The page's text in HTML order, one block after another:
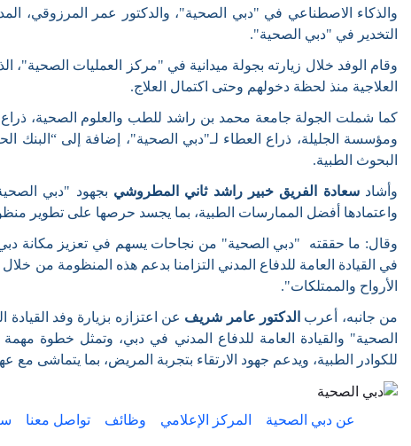
والذكاء الاصطناعي في "دبي الصحية"، والدكتور عمر المرزوقي،
التخدير في "دبي الصحية".
وقام الوفد خلال زيارته بجولة ميدانية في "مركز العمليات
العلاجية منذ لحظة دخولهم وحتى اكتمال العلاج.
كما شملت الجولة جامعة محمد بن راشد للطب والعلوم الصحية، ذراع
ومؤسسة الجليلة، ذراع العطاء لـ"دبي الصحية"، إضافة إلى “البنك
البحوث الطبية.
وأشادسعادة الفريق خبير راشد ثاني المطروشي بجهود "دبي
واعتمادها أفضل الممارسات الطبية، بما يجسد حرصها على تطوير
وقال: ما حققته "دبي الصحية" من نجاحات يسهم في تعزيز مكانة دبي
في القيادة العامة للدفاع المدني التزامنا بدعم هذه المنظومة من
الأرواح والممتلكات".
من جانبه، أعرب الدكتور عامر شريف عن اعتزازه بزيارة وفد القيادة
الصحية" والقيادة العامة للدفاع المدني في دبي، وتمثل خطوة
للكوادر الطبية، ويدعم جهود الارتقاء بتجربة المريض، بما يتماشى
عن دبي الصحية المركز الإعلامي وظائف تواصل معنا